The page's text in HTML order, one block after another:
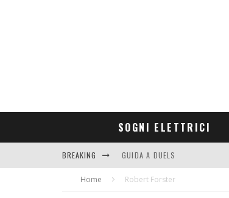
SOGNI ELETTRICI
BREAKING GUIDA A DUELS
CONTRIBUTORS
Home Robert Forster